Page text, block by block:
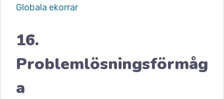
Globala ekorrar
16.
Problemlösningsförmåg
a